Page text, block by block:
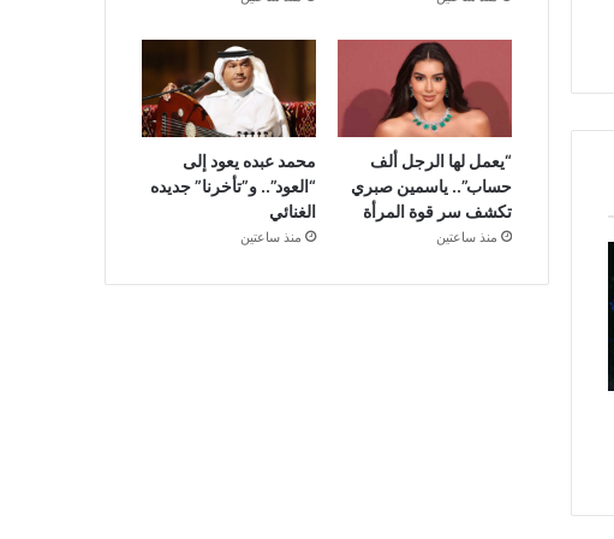
“يعمل لها الرجل ألف
حساب”.. ياسمين صبري
تكشف سر قوة المرأة
منذ ساعتين
محمد عبده يعود إلى
“العود”.. و”تأخرنا” جديده
الغنائي
منذ ساعتين